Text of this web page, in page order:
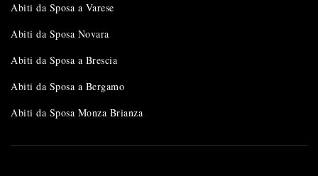
Abiti da Sposa a Varese
Abiti da Sposa Novara
Abiti da Sposa a Brescia
Abiti da Sposa a Bergamo
Abiti da Sposa Monza Brianza